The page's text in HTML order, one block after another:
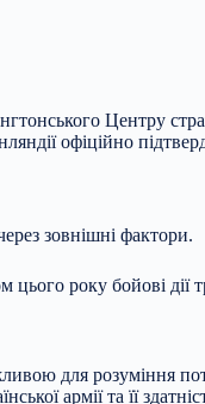
Центру
офіційно
зовнішні фактори.
року бойові
для розуміння
армії та її